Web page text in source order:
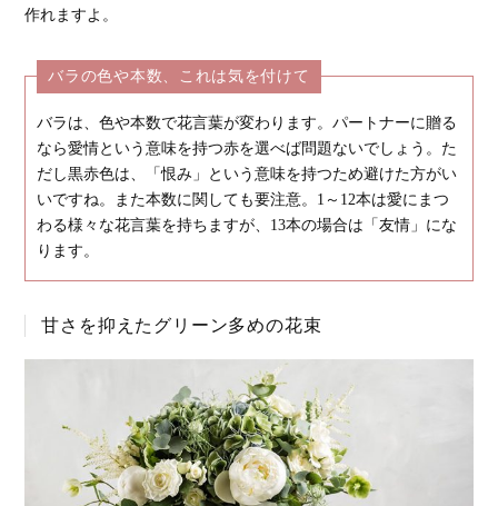
作れますよ。
バラの色や本数、これは気を付けて
バラは、色や本数で花言葉が変わります。パートナーに贈る
なら愛情という意味を持つ赤を選べば問題ないでしょう。た
だし黒赤色は、「恨み」という意味を持つため避けた方がい
いですね。また本数に関しても要注意。1～12本は愛にまつ
わる様々な花言葉を持ちますが、13本の場合は「友情」にな
ります。
甘さを抑えたグリーン多めの花束